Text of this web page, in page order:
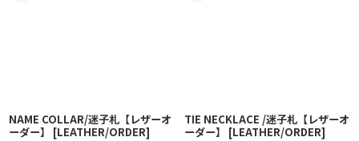
NAME COLLAR/迷子札【レザーオ
ーダー】
[LEATHER/ORDER]
TIE NECKLACE /迷子札【レザーオ
ーダー】
[LEATHER/ORDER]